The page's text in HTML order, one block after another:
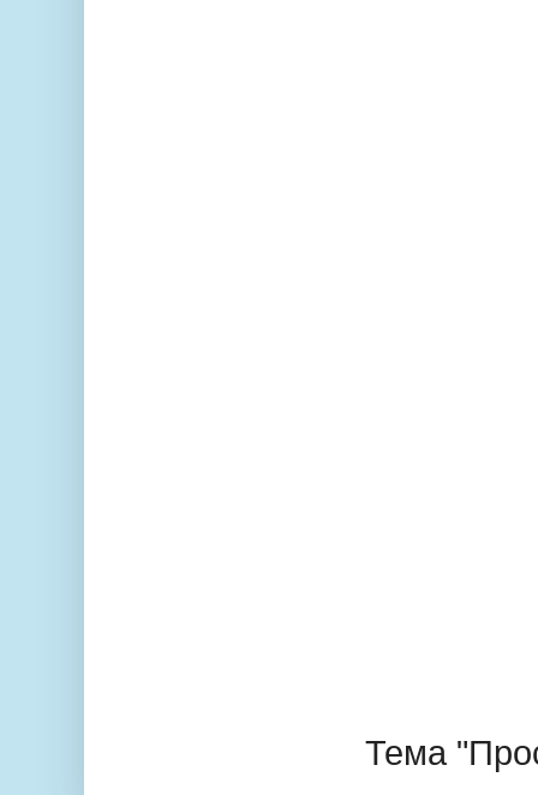
Тема